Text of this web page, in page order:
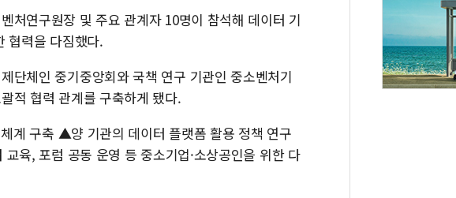
처연구원장 및 주요 관계자 10명이 참석해 데이터 기
협력을 다짐했다.
단체인 중기중앙회와 국책 연구 기관인 중소벤처기
적 협력 관계를 구축하게 됐다.
계 구축 ▲양 기관의 데이터 플랫폼 활용 정책 연구
육, 포럼 공동 운영 등 중소기업·소상공인을 위한 다